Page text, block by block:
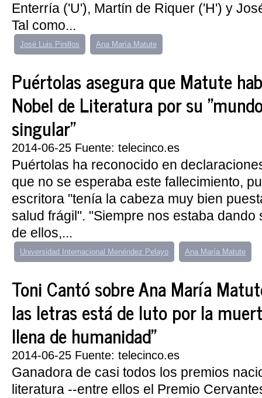
Enterría ('U'), Martín de Riquer ('H') y
Tal como...
José Luis Pinillos Ana María Matute
Puértolas asegura que Matute
Nobel de Literatura por su
singular"
2014-06-25 Fuente: telecinco.es
Puértolas ha reconocido en
que no se esperaba este fallecimiento,
escritora "tenía la cabeza muy bien
salud frágil". "Siempre nos estaba dando
de ellos,...
Universidad Internacional Menéndez Pelayo Ana María Matute
Toni Cantó sobre Ana María
las letras está de luto por la
llena de humanidad"
2014-06-25 Fuente: telecinco.es
Ganadora de casi todos los premios
literatura --entre ellos el Premio